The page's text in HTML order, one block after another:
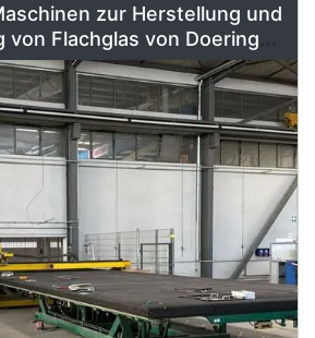
zur Herstellung und
von Flachglas von Doering
– Weltweit erhältlich